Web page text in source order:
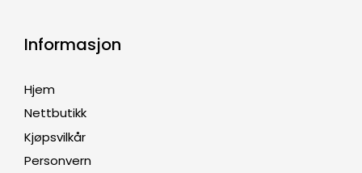
Informasjon
Hjem
Nettbutikk
Kjøpsvilkår
Personvern